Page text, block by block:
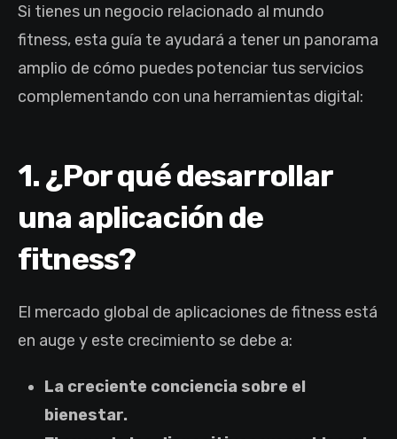
Si tienes un negocio relacionado al mundo
fitness, esta guía te ayudará a tener un panorama
amplio de cómo puedes potenciar tus servicios
complementando con una herramientas digital:
1. ¿Por qué desarrollar
una aplicación de
fitness?
El mercado global de aplicaciones de fitness está
en auge y este crecimiento se debe a:
La creciente conciencia sobre el
bienestar.